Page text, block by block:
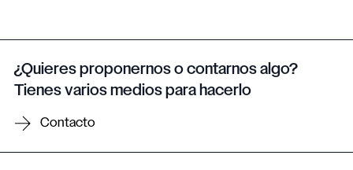
¿Quieres proponernos o contarnos algo?
Tienes varios medios para hacerlo
Contacto